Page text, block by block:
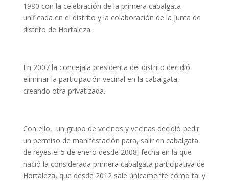
1980 con la celebración de la primera cabalgata
unificada en el distrito y la colaboración de la junta de
distrito de Hortaleza.
En 2007 la concejala presidenta del distrito decidió
eliminar la participación vecinal en la cabalgata,
creando otra privatizada.
Con ello, un grupo de vecinos y vecinas decidió pedir
un permiso de manifestación para, salir en cabalgata
de reyes el 5 de enero desde 2008, fecha en la que
nació la considerada primera cabalgata participativa de
Hortaleza, que desde 2012 sale únicamente como tal y